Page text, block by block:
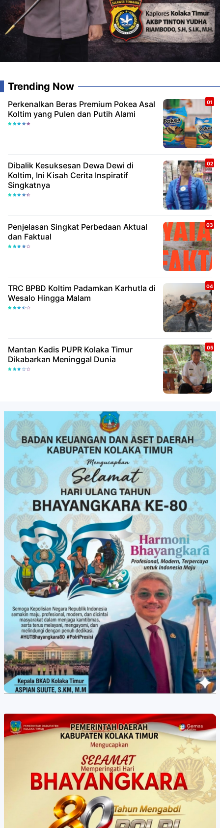
Trending Now
Perkenalkan Beras Premium Pokea Asal
Koltim yang Pulen dan Putih Alami
Dibalik Kesuksesan Dewa Dewi di
Koltim, Ini Kisah Cerita Inspiratif
Singkatnya
Penjelasan Singkat Perbedaan Aktual
dan Faktual
TRC BPBD Koltim Padamkan Karhutla di
Wesalo Hingga Malam
Mantan Kadis PUPR Kolaka Timur
Dikabarkan Meninggal Dunia